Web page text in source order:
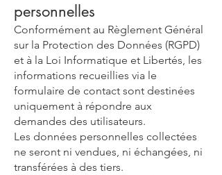
personnelles
Conformément au Règlement Général
sur la Protection des Données (RGPD)
et à la Loi Informatique et Libertés, les
informations recueillies via le
formulaire de contact sont destinées
uniquement à répondre aux
demandes des utilisateurs.
Les données personnelles collectées
ne seront ni vendues, ni échangées, ni
transférées à des tiers.